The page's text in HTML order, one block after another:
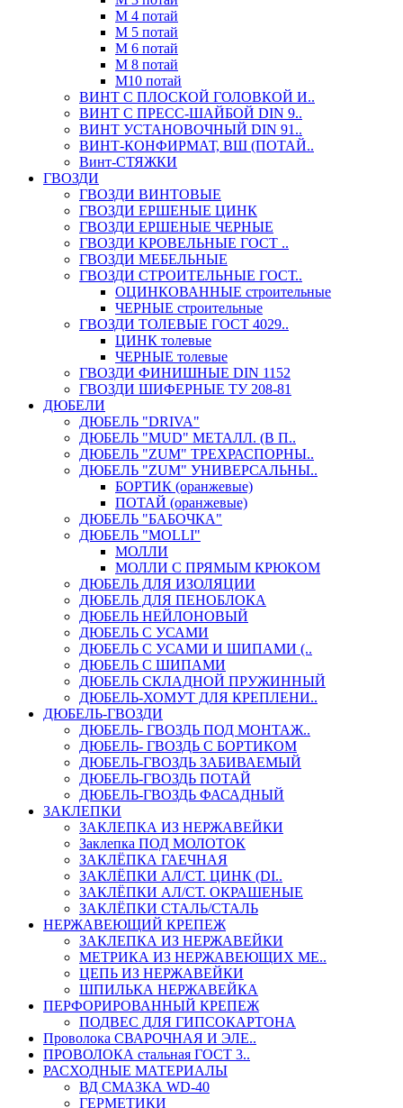
М 4 потай
М 5 потай
М 6 потай
М 8 потай
М10 потай
ВИНТ С ПЛОСКОЙ ГОЛОВКОЙ И..
ВИНТ С ПРЕСС-ШАЙБОЙ DIN 9..
ВИНТ УСТАНОВОЧНЫЙ DIN 91..
ВИНТ-КОНФИРМАТ, ВШ (ПОТАЙ..
Винт-СТЯЖКИ
ГВОЗДИ
ГВОЗДИ ВИНТОВЫЕ
ГВОЗДИ ЕРШЕНЫЕ ЦИНК
ГВОЗДИ ЕРШЕНЫЕ ЧЕРНЫЕ
ГВОЗДИ КРОВЕЛЬНЫЕ ГОСТ ..
ГВОЗДИ МЕБЕЛЬНЫЕ
ГВОЗДИ СТРОИТЕЛЬНЫЕ ГОСТ..
ОЦИНКОВАННЫЕ строительные
ЧЕРНЫЕ строительные
ГВОЗДИ ТОЛЕВЫЕ ГОСТ 4029..
ЦИНК толевые
ЧЕРНЫЕ толевые
ГВОЗДИ ФИНИШНЫЕ DIN 1152
ГВОЗДИ ШИФЕРНЫЕ ТУ 208-81
ДЮБЕЛИ
ДЮБЕЛЬ "DRIVA"
ДЮБЕЛЬ "MUD" МЕТАЛЛ. (В П..
ДЮБЕЛЬ "ZUM" ТРЕХРАСПОРНЫ..
ДЮБЕЛЬ "ZUM" УНИВЕРСАЛЬНЫ..
БОРТИК (оранжевые)
ПОТАЙ (оранжевые)
ДЮБЕЛЬ "БАБОЧКА"
ДЮБЕЛЬ "МOLLI"
МОЛЛИ
МОЛЛИ С ПРЯМЫМ КРЮКОМ
ДЮБЕЛЬ ДЛЯ ИЗОЛЯЦИИ
ДЮБЕЛЬ ДЛЯ ПЕНОБЛОКА
ДЮБЕЛЬ НЕЙЛОНОВЫЙ
ДЮБЕЛЬ С УСАМИ
ДЮБЕЛЬ С УСАМИ И ШИПАМИ (..
ДЮБЕЛЬ С ШИПАМИ
ДЮБЕЛЬ СКЛАДНОЙ ПРУЖИННЫЙ
ДЮБЕЛЬ-ХОМУТ ДЛЯ КРЕПЛЕНИ..
ДЮБЕЛЬ-ГВОЗДИ
ДЮБЕЛЬ- ГВОЗДЬ ПОД МОНТАЖ..
ДЮБЕЛЬ- ГВОЗДЬ С БОРТИКОМ
ДЮБЕЛЬ-ГВОЗДЬ ЗАБИВАЕМЫЙ
ДЮБЕЛЬ-ГВОЗДЬ ПОТАЙ
ДЮБЕЛЬ-ГВОЗДЬ ФАСАДНЫЙ
ЗАКЛЕПКИ
ЗАКЛЕПКА ИЗ НЕРЖАВЕЙКИ
Заклепка ПОД МОЛОТОК
ЗАКЛЁПКА ГАЕЧНАЯ
ЗАКЛЁПКИ АЛ/СТ. ЦИНК (DI..
ЗАКЛЁПКИ АЛ/СТ. ОКРАШЕНЫЕ
ЗАКЛЁПКИ СТАЛЬ/СТАЛЬ
НЕРЖАВЕЮЩИЙ КРЕПЕЖ
ЗАКЛЕПКА ИЗ НЕРЖАВЕЙКИ
МЕТРИКА ИЗ НЕРЖАВЕЮЩИХ МЕ..
ЦЕПЬ ИЗ НЕРЖАВЕЙКИ
ШПИЛЬКА НЕРЖАВЕЙКА
ПЕРФОРИРОВАННЫЙ КРЕПЕЖ
ПОДВЕС ДЛЯ ГИПСОКАРТОНА
Проволока СВАРОЧНАЯ И ЭЛЕ..
ПРОВОЛОКА стальная ГОСТ 3..
РАСХОДНЫЕ МАТЕРИАЛЫ
ВД СМАЗКА WD-40
ГЕРМЕТИКИ